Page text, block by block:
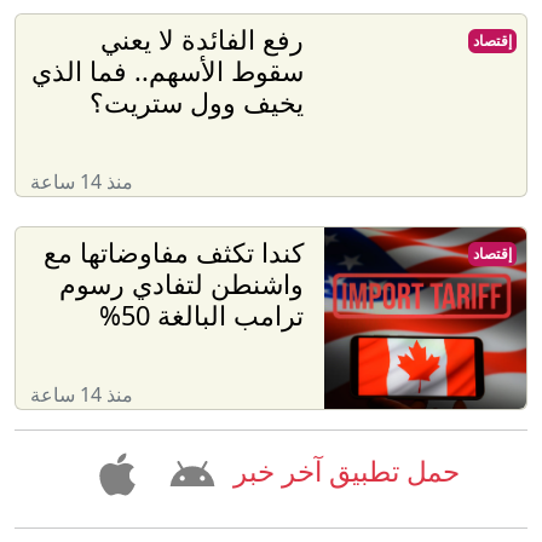
رفع الفائدة لا يعني
سقوط الأسهم.. فما الذي
يخيف وول ستريت؟
منذ 14 ساعة
إقتصاد
كندا تكثف مفاوضاتها مع
واشنطن لتفادي رسوم
ترامب البالغة 50%
منذ 14 ساعة
إقتصاد
حمل تطبيق آخر خبر